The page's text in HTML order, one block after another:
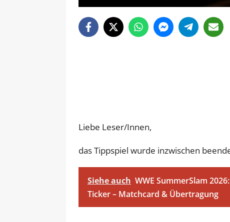
Liebe Leser/Innen,
das Tippspiel wurde inzwischen
Siehe auch WWE SummerSlam
Ticker – Matchcard & Übertragung